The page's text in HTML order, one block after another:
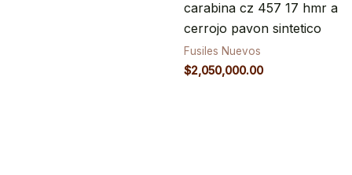
carabina cz 457 17 hmr a
cerrojo pavon sintetico
Fusiles Nuevos
$2,050,000.00